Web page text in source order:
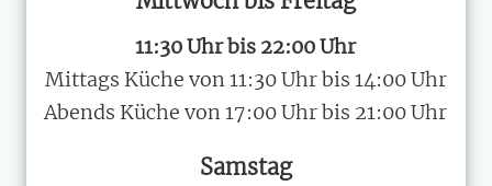
11:30 Uhr bis 22:00 Uhr
Mittags Küche von 11:30 Uhr bis 14:00 Uhr
Abends Küche von 17:00 Uhr bis 21:00 Uhr
Samstag